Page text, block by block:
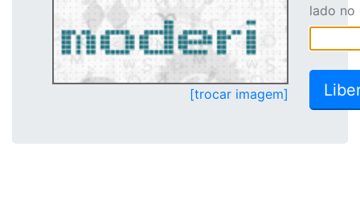
[trocar imagem]
lado no